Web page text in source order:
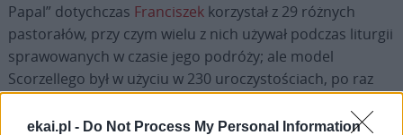
ekai.pl - Do Not Process My Personal Information
Papal” dotychczas Franciszekkorzystał z 29 różnych
pastorałów, przy czym wielu z nich używał podczas liturgii
sprawowanych w czasie jego podróży; ale model
Scorzellego był w użyciu w 230 uroczystościach, po raz
kardynałami. Również podczas pobytu w Polsce w lipcu